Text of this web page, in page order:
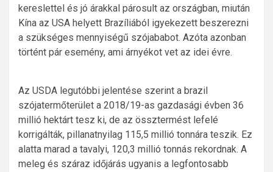
kereslettel és jó árakkal párosult az országban, miután
Kína az USA helyett Brazíliából igyekezett beszerezni
a szükséges mennyiségű szójababot. Azóta azonban
történt pár esemény, ami árnyékot vet az idei évre.
Az USDA legutóbbi jelentése szerint a brazil
szójatermőterület a 2018/19-as gazdasági évben 36
millió hektárt tesz ki, de az össztermést lefelé
korrigálták, pillanatnyilag 115,5 millió tonnára teszik. Ez
alatta marad a tavalyi, 120,3 millió tonnás rekordnak. A
meleg és száraz időjárás ugyanis a legfontosabb